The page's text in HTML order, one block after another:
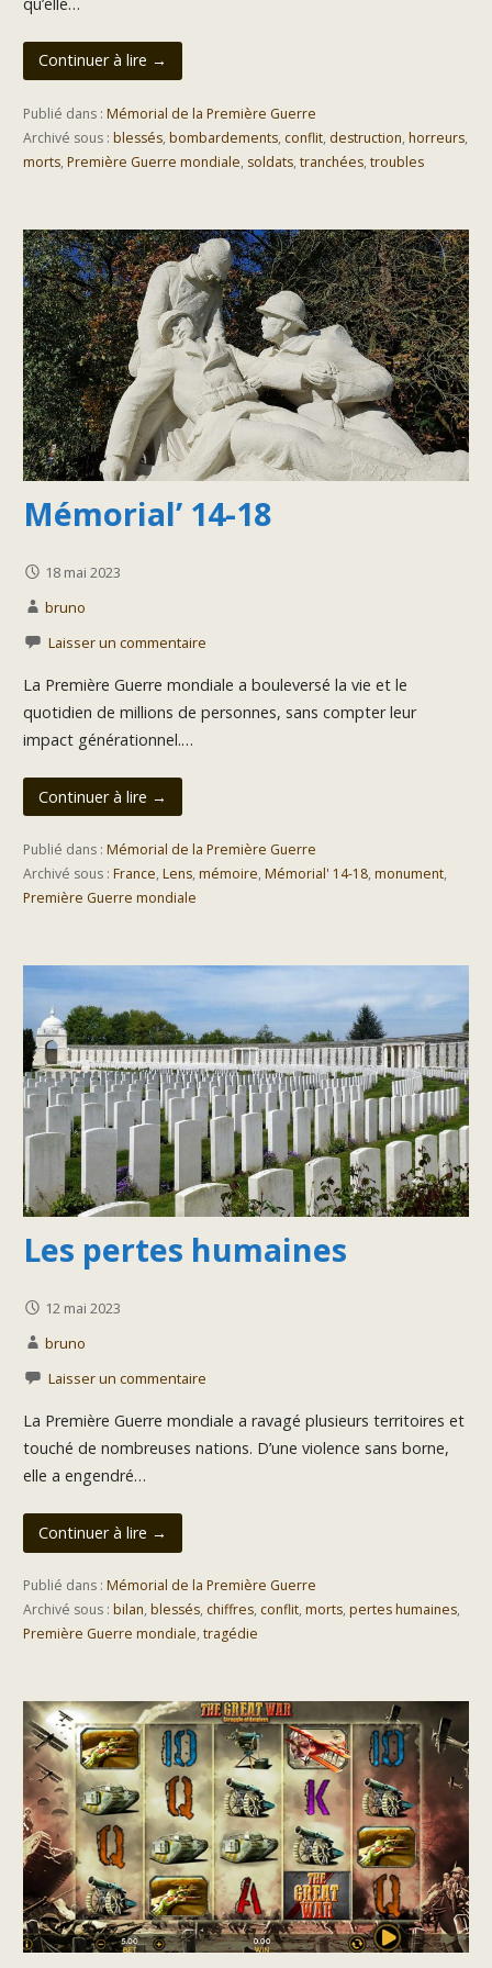
Continuer à lire →
Publié dans : Mémorial de la Première Guerre
Archivé sous : blessés, bombardements, conflit, destruction, horreurs,
morts, Première Guerre mondiale, soldats, tranchées, troubles
Mémorial’ 14-18
18 mai 2023
bruno
Laisser un commentaire
La Première Guerre mondiale a bouleversé la vie et le
quotidien de millions de personnes, sans compter leur
impact générationnel.…
Continuer à lire →
Publié dans : Mémorial de la Première Guerre
Archivé sous : France, Lens, mémoire, Mémorial' 14-18, monument,
Première Guerre mondiale
Les pertes humaines
12 mai 2023
bruno
Laisser un commentaire
La Première Guerre mondiale a ravagé plusieurs territoires et
touché de nombreuses nations. D’une violence sans borne,
elle a engendré…
Continuer à lire →
Publié dans : Mémorial de la Première Guerre
Archivé sous : bilan, blessés, chiffres, conflit, morts, pertes humaines,
Première Guerre mondiale, tragédie